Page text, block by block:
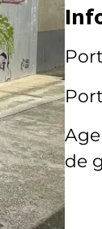
de